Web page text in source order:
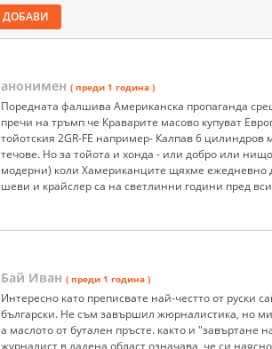
ДОБАВИ
анонимен ( преди 1 година )
Поредната фалшива Американска пропаганда
пречи на тръмп че Краварите масово купуват
тойотския 2GR-FE например- Калпав 6
течове. Но за тойота и хонда - или добро или
модерни) коли Хамериканците щяхме ежедневно
шеви и крайслер са на светлинни години пред
Бай Иван ( преди 1 година )
Интересно като преписвате най-честто от руски
български. Не съм завършил жюрналистика, но
а маслото от бутален пръсте. както и "завъртане